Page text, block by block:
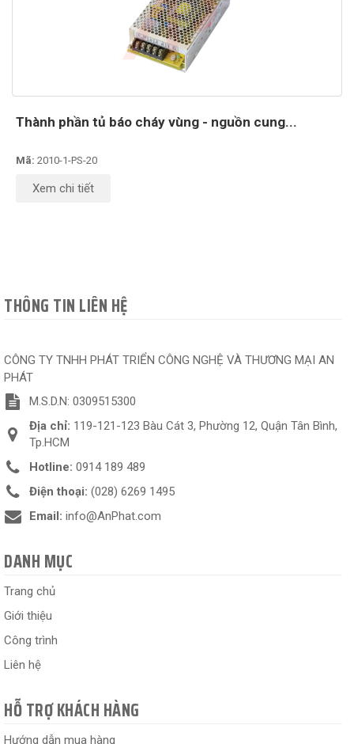
Thành phần tủ báo cháy vùng - nguồn cung...
Mã: 2010-1-PS-20
Xem chi tiết
THÔNG TIN LIÊN HỆ
CÔNG TY TNHH PHÁT TRIỂN CÔNG NGHỆ VÀ THƯƠNG MẠI AN
PHÁT
M.S.D.N: 0309515300
Địa chỉ: 119-121-123 Bàu Cát 3, Phường 12, Quận Tân Bình,
Tp.HCM
Hotline: 0914 189 489
Điện thoại: (028) 6269 1495
Email: info@AnPhat.com
DANH MỤC
Trang chủ
Giới thiệu
Công trình
Liên hệ
HỖ TRỢ KHÁCH HÀNG
Hướng dẫn mua hàng